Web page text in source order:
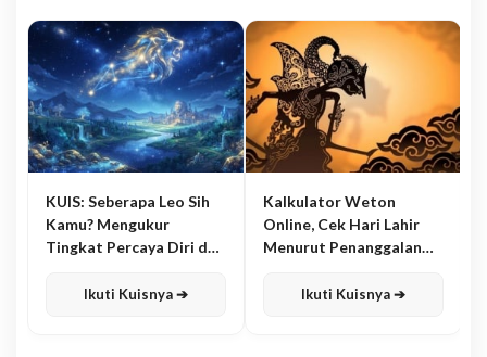
KUIS: Seberapa Leo Sih
Kamu? Mengukur
Tingkat Percaya Diri dan
Ikuti Kuisnya ➔
Kalkulator Weton
Online, Cek Hari Lahir
Menurut Penanggalan
Ikuti Kuisnya ➔